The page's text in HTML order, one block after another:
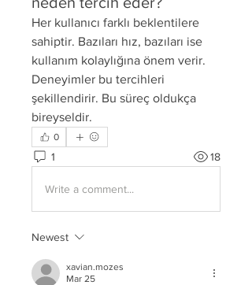
Her kullanıcı farklı beklentilere
sahiptir. Bazıları hız, bazıları ise
kullanım kolaylığına önem verir.
Deneyimler bu tercihleri
şekillendirir. Bu süreç oldukça
bireyseldir.
0
1 18
Write a comment...
Newest
xavian.mozes
Mar 25